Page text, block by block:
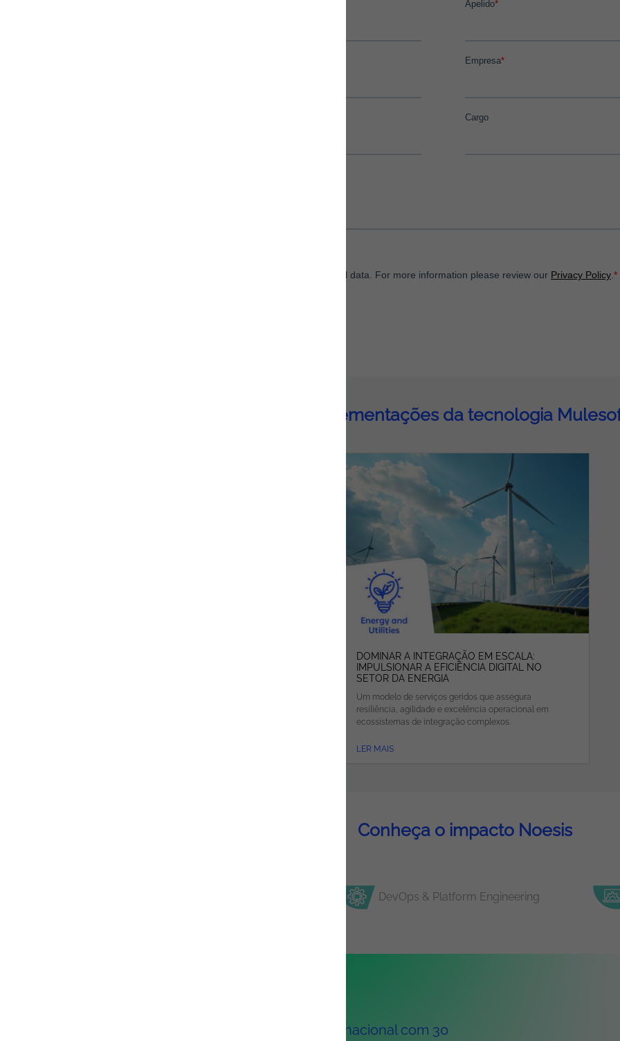
Implementações da tecnologia
DOMINAR A INTEGRAÇÃO EM ESCALA:
IMPULSIONAR A EFICIÊNCIA DIGITAL NO
SETOR DA ENERGIA
Um modelo de serviços geridos que assegura
resiliência, agilidade e excelência operacional em
ecossistemas de integração complexos.
LER MAIS
Conheça o impacto Noesis
DevOps & Platform Engineering
Somos uma consultora tecnológica internacional com 30